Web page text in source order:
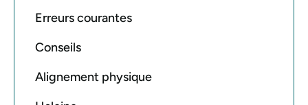
Erreurs courantes
Conseils
Alignement physique